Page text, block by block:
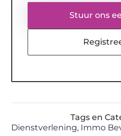
Stuur ons
Tags en
Dienstverlening, Immo